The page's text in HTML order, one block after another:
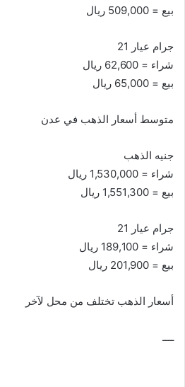
بيع = 509,000 ريال
جرام عيار 21
شراء = 62,600 ريال
بيع = 65,000 ريال
متوسط أسعار الذهب في عدن
جنيه الذهب
شراء = 1,530,000 ريال
بيع = 1,551,300 ريال
جرام عيار 21
شراء = 189,100 ريال
بيع = 201,900 ريال
أسعار الذهب تختلف من محل لآخر
ــــ